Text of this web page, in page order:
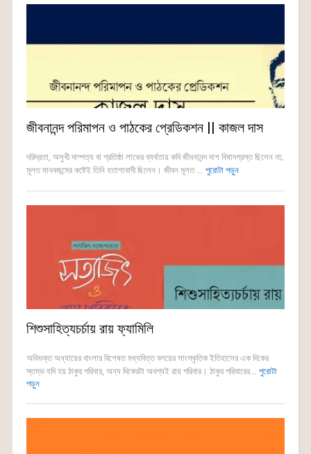
জীবনানন্দ পরিমাপন ও পাঠকের প্রেডিকশন || কাজল দাস
দরিদ্রতা, অসুখী দাম্পত্য বা প্রতিষ্ঠা লাভের ব্যর্থতায় কবি জীবনানন্দ দাশ বিষাদগ্রস্ত ছিলেন না;
মূলত মানবজন্মের কষ্টেই তিনি হতাশাবাদী ছিলেন। জীবন মূলত ... পুরোটা পড়ুন
শিশুসাহিত্যচর্চায় রায় ফ্যামিলি
অবিভক্ত অধ্যায়ের বাংলার বিশেষত মধ্যবিত্ত বলয়ের সাংস্কৃতিক ইতিহাসের এক দিকের
স্তম্ভ যদি হয় ঠাকুর পরিবার, অন্য দিকেরটা অবশ্যই রায় পরিবার। ঠাকুর পরিবারের... পুরোটা
পড়ুন